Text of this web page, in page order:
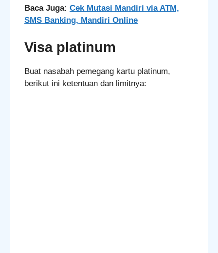
Baca Juga: Cek Mutasi Mandiri via ATM,
SMS Banking, Mandiri Online
Visa platinum
Buat nasabah pemegang kartu platinum,
berikut ini ketentuan dan limitnya: